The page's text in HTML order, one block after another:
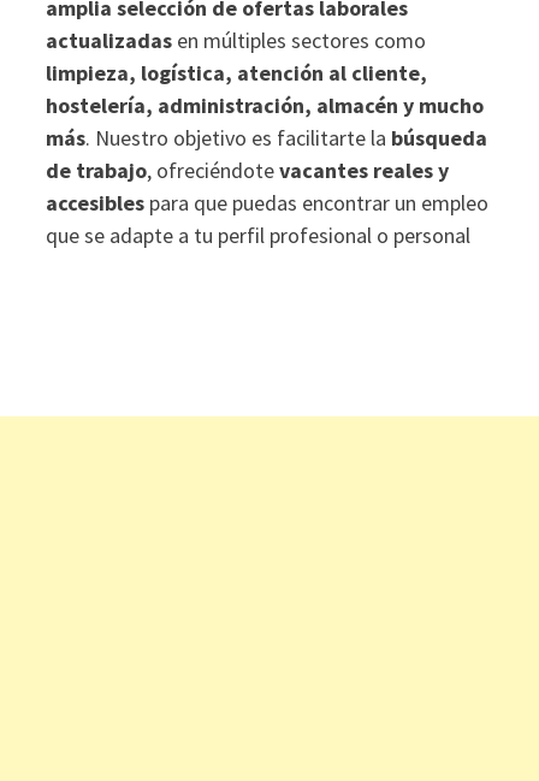
amplia selección de ofertas laborales
actualizadasen múltiples sectores como
limpieza, logística, atención al cliente,
hostelería, administración, almacén y mucho
más. Nuestro objetivo es facilitarte la búsqueda
de trabajo, ofreciéndotevacantes reales y
accesiblespara que puedas encontrar un empleo
que se adapte a tu perfil profesional o personal